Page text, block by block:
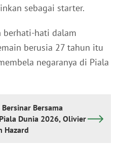
sebagai starter.
berhati-hati dalam
berusia 27 tahun itu
negaranya di Piala
Bersama
Dunia 2026, Olivier
Hazard